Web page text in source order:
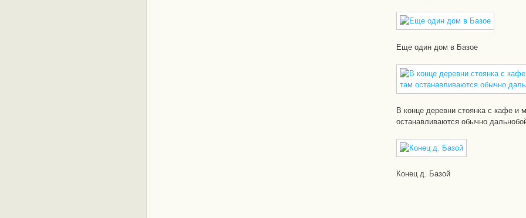
Еще один дом в Базое
В конце деревни стоянка с кафе и
останавливаются обычно
Конец д. Базой